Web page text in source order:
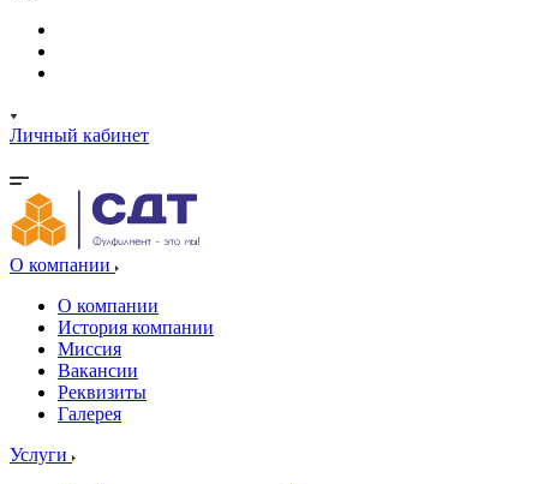
Личный кабинет
О компании
О компании
История компании
Миссия
Вакансии
Реквизиты
Галерея
Услуги